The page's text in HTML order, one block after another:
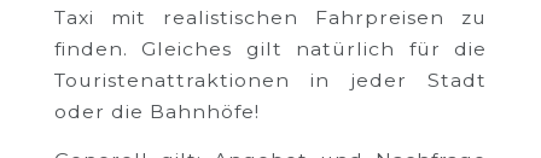
Taxi mit realistischen Fahrpreisen zu
finden. Gleiches gilt natürlich für die
Touristenattraktionen in jeder Stadt
oder die Bahnhöfe!